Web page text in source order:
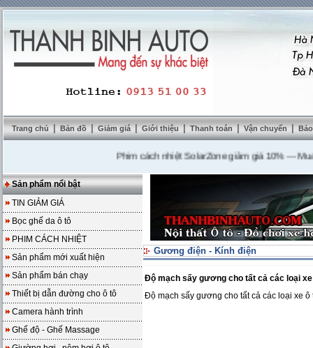
Trang chủ | Bản đồ | Giảm giá | Giới thiệu | Thanh toán | Vận chuyển |
Phim cách nhiệt SolarZone giảm giá 10%---Mua
Sản phẩm nổi bật
TIN GIẢM GIÁ
Bọc ghế da ô tô
PHIM CÁCH NHIỆT
Sản phẩm mới xuất hiện
Sản phẩm bán chạy
Thiết bị dẫn đường cho ô tô
Camera hành trình
Ghế độ - Ghế Massage
Gương điện - Kính điện
Độ mạch sấy gương cho tất cả các loại
Độ mạch sấy gương cho tất cả các loại xe ô